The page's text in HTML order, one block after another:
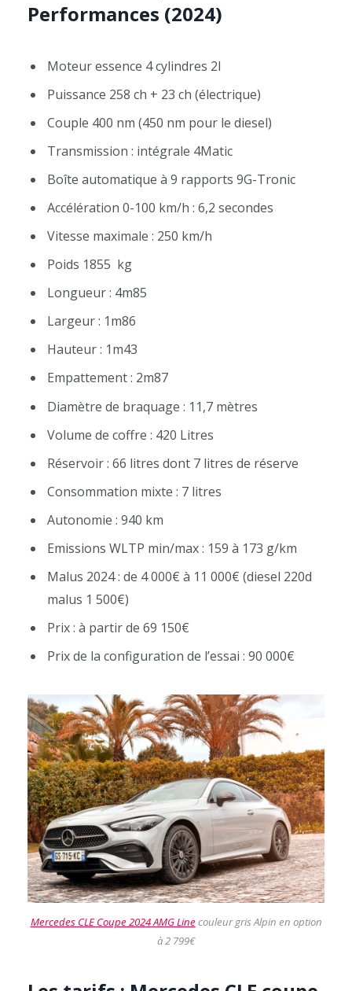
Performances (2024)
Moteur essence 4 cylindres 2l
Puissance 258 ch + 23 ch (électrique)
Couple 400 nm (450 nm pour le diesel)
Transmission : intégrale 4Matic
Boîte automatique à 9 rapports 9G-Tronic
Accélération 0-100 km/h : 6,2 secondes
Vitesse maximale : 250 km/h
Poids 1855 kg
Longueur : 4m85
Largeur : 1m86
Hauteur : 1m43
Empattement : 2m87
Diamètre de braquage : 11,7 mètres
Volume de coffre : 420 Litres
Réservoir : 66 litres dont 7 litres de réserve
Consommation mixte : 7 litres
Autonomie : 940 km
Emissions WLTP min/max : 159 à 173 g/km
Malus 2024 : de 4 000€ à 11 000€ (diesel 220d
malus 1 500€)
Prix : à partir de 69 150€
Prix de la configuration de l’essai : 90 000€
Mercedes CLE Coupe 2024 AMG Linecouleur gris Alpin en option
à 2 799€